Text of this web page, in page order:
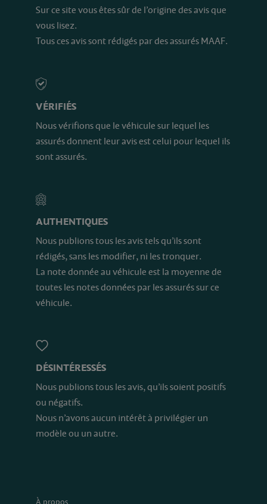
Sur ce site vous êtes sûr de l’origine des avis que
vous lisez.
Tous ces avis sont rédigés par des assurés MAAF.
VÉRIFIÉS
Nous vérifions que le véhicule sur lequel les
assurés donnent leur avis est celui pour lequel ils
sont assurés.
AUTHENTIQUES
Nous publions tous les avis tels qu’ils sont
rédigés, sans les modifier, ni les tronquer.
La note donnée au véhicule est la moyenne de
toutes les notes données par les assurés sur ce
véhicule.
DÉSINTÉRESSÉS
Nous publions tous les avis, qu’ils soient positifs
ou négatifs.
Nous n’avons aucun intérêt à privilégier un
modèle ou un autre.
À propos